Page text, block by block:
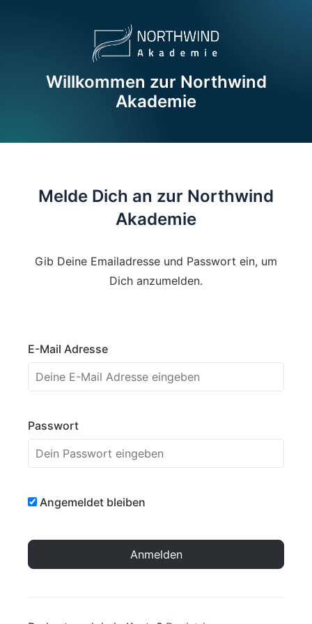
Willkommen zur Northwind
Akademie
Melde Dich an zur Northwind
Akademie
Gib Deine Emailadresse und Passwort ein, um
Dich anzumelden.
E-Mail Adresse
Passwort
Angemeldet bleiben